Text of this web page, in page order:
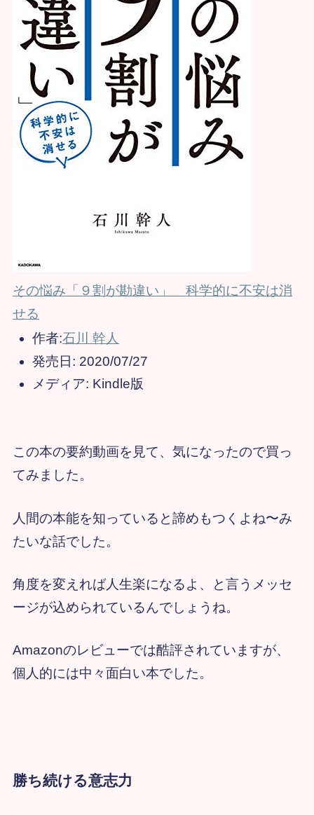
その悩み「９割が勘違い」 科学的に不安は消
せる
作者:石川 幹人
発売日: 2020/07/27
メディア: Kindle版
この本の要約動画を見て、気になったので買っ
てみました。
人間の本能を知っていると諦めもつくよね〜み
たいな話でした。
角度を変えれば人生楽になるよ、と言うメッセ
ージが込められているんでしょうね。
Amazonのレビューでは酷評されていますが、
個人的には中々面白い本でした。
勝ち続ける意志力